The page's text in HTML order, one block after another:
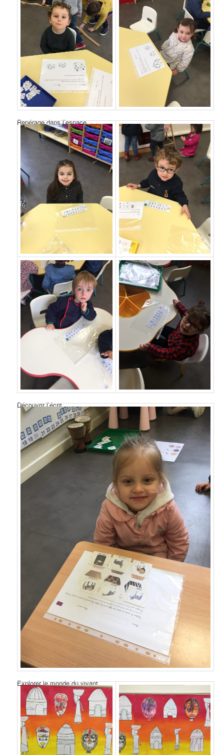
Repérage dans l’espace
Découvrir l’écrit
Explorer le monde du vivant